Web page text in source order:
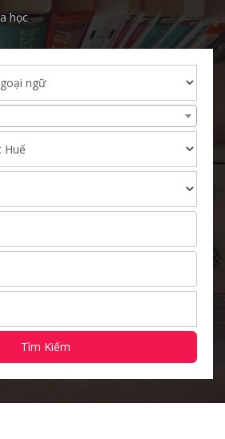
học
Tìm Kiếm